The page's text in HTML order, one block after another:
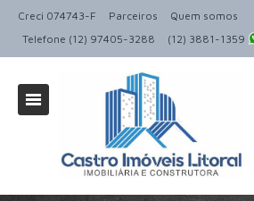
Creci 074743-F Parceiros
Quem somos
Telefone (12) 97405-3288
(12) 3881-1359